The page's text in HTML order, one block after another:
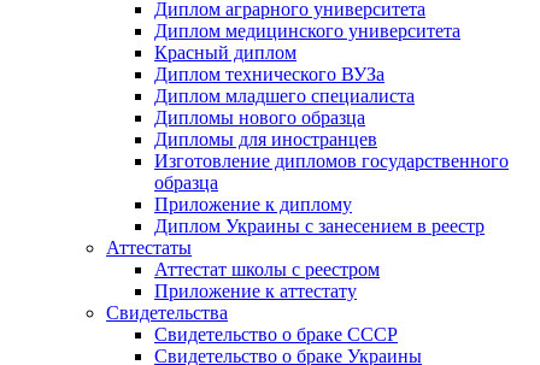
Диплом аграрного университета
Диплом медицинского университета
Красный диплом
Диплом технического ВУЗа
Диплом младшего специалиста
Дипломы нового образца
Дипломы для иностранцев
Изготовление дипломов государственного
образца
Приложение к диплому
Диплом Украины с занесением в реестр
Аттестаты
Аттестат школы с реестром
Приложение к аттестату
Свидетельства
Свидетельство о браке СССР
Свидетельство о браке Украины